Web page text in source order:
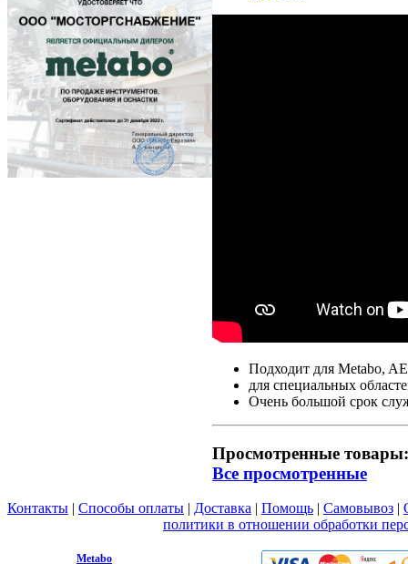
Подходит для Metabo,
для специальных
Очень большой срок
Просмотренные товары:
Все просмотренные
Контакты | Способы оплаты | Доставка | Помощь | Самовывоз |
политики в отношении обработки
Metabo